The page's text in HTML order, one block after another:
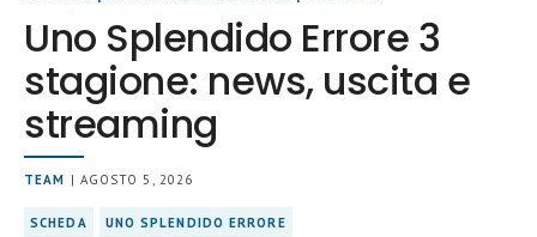
Uno Splendido Errore 3
stagione: news, uscita e
streaming
TEAM | AGOSTO 5, 2026
SCHEDA UNO SPLENDIDO ERRORE